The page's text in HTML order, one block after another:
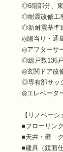
◎6階部分、
◎耐震改修工
◎新耐震基準
◎陽当り・通
◎アフターサ
◎総戸数136
◎玄関ドア改
◎専有部サッ
◎エレベータ
【リノベーシ
■フローリン
■天井・壁
■建具（鏡面仕